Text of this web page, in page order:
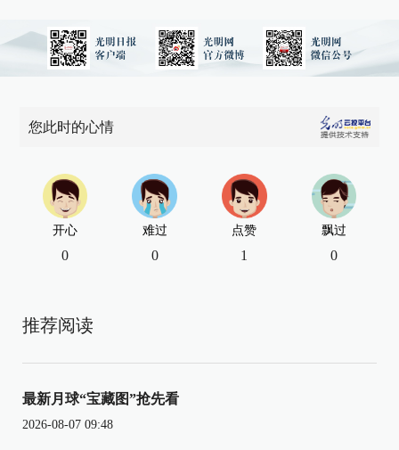
您此时的心情
开心
0
难过
0
点赞
1
飘过
0
推荐阅读
最新月球“宝藏图”抢先看
2026-08-07 09:48